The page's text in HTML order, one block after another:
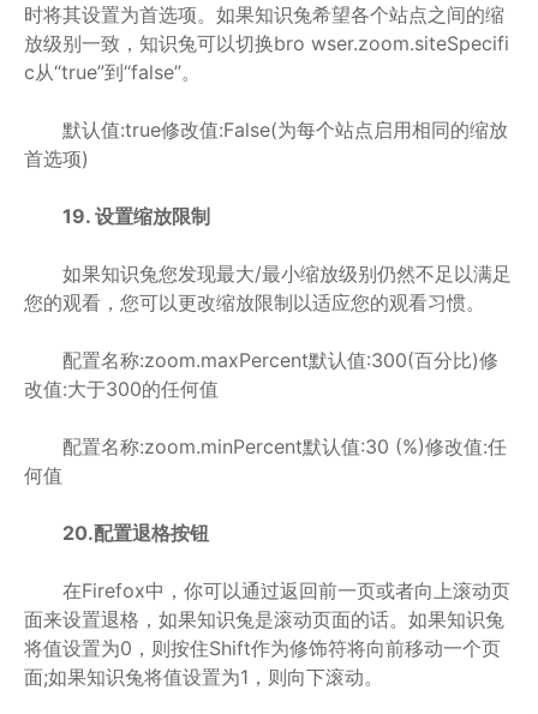
时将其设置为首选项。如果知识兔希望各个站点之间的缩
放级别一致，知识兔可以切换bro wser.zoom.siteSpecifi
c从“true”到“false”。
默认值:true修改值:False(为每个站点启用相同的缩放
首选项)
19. 设置缩放限制
如果知识兔您发现最大/最小缩放级别仍然不足以满足
您的观看，您可以更改缩放限制以适应您的观看习惯。
配置名称:zoom.maxPercent默认值:300(百分比)修
改值:大于300的任何值
配置名称:zoom.minPercent默认值:30 (%)修改值:任
何值
20.配置退格按钮
在Firefox中，你可以通过返回前一页或者向上滚动页
面来设置退格，如果知识兔是滚动页面的话。如果知识兔
将值设置为0，则按住Shift作为修饰符将向前移动一个页
面;如果知识兔将值设置为1，则向下滚动。